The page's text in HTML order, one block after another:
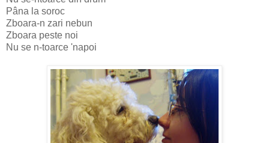
Pâna la soroc
Zboara-n zari nebun
Zboara peste noi
Nu se n-toarce 'napoi